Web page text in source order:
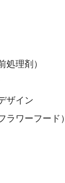
処理剤）
ザイン
ーフード）